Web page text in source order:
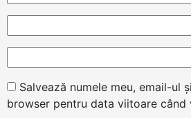
Salvează numele meu, email-ul
browser pentru data viitoare când